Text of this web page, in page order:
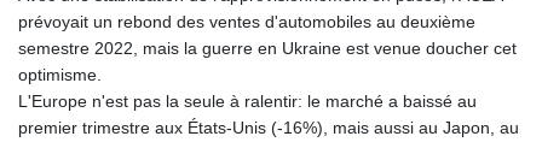
prévoyait un rebond des ventes d'automobiles au deuxième
semestre 2022, mais la guerre en Ukraine est venue doucher cet
optimisme.
L'Europe n'est pas la seule à ralentir: le marché a baissé au
premier trimestre aux États-Unis (-16%), mais aussi au Japon, au